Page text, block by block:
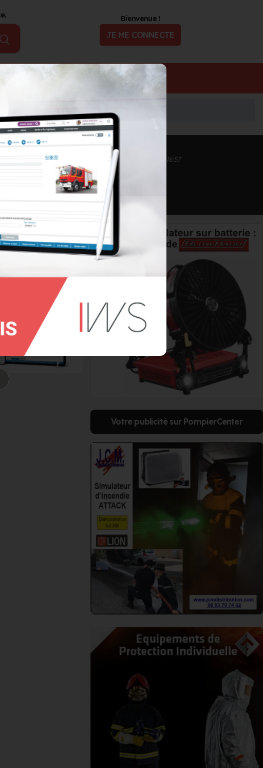
Bienvenue !
JE ME CONNECTE
Offres d'Emploi
Inscrit depuis le 01/06/2021 à 16:32
Informations mises à jour le 29/09/2025 à 16:57
de competences
Votre publicité sur PompierCenter